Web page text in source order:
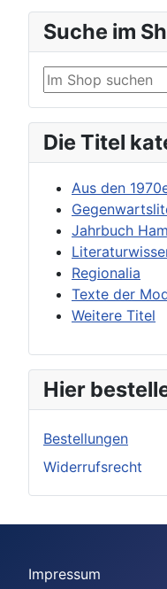
Suche im
Die Titel
Aus den
Jahrbuch
Regionalia
Texte der
Weitere Titel
Hier
Bestellungen
Widerrufsrecht
Impressum